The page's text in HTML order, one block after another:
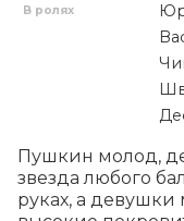
В ролях
Пушкин молод,
звезда любого
руках, а